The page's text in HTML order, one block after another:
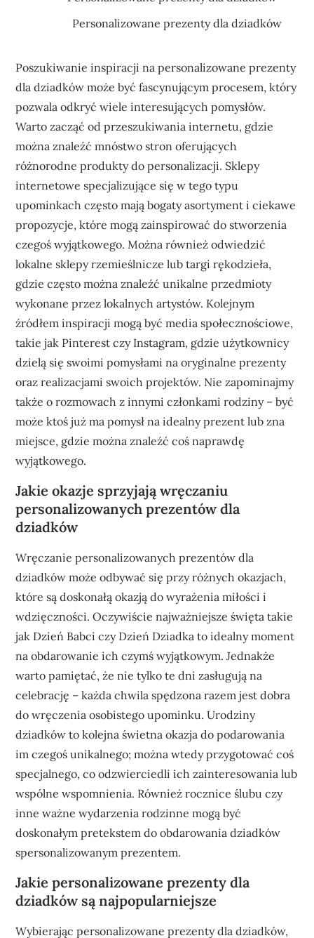
Personalizowane prezenty dla dziadków
Poszukiwanie inspiracji na personalizowane prezenty
dla dziadków może być fascynującym procesem, który
pozwala odkryć wiele interesujących pomysłów.
Warto zacząć od przeszukiwania internetu, gdzie
można znaleźć mnóstwo stron oferujących
różnorodne produkty do personalizacji. Sklepy
internetowe specjalizujące się w tego typu
upominkach często mają bogaty asortyment i ciekawe
propozycje, które mogą zainspirować do stworzenia
czegoś wyjątkowego. Można również odwiedzić
lokalne sklepy rzemieślnicze lub targi rękodzieła,
gdzie często można znaleźć unikalne przedmioty
wykonane przez lokalnych artystów. Kolejnym
źródłem inspiracji mogą być media społecznościowe,
takie jak Pinterest czy Instagram, gdzie użytkownicy
dzielą się swoimi pomysłami na oryginalne prezenty
oraz realizacjami swoich projektów. Nie zapominajmy
także o rozmowach z innymi członkami rodziny – być
może ktoś już ma pomysł na idealny prezent lub zna
miejsce, gdzie można znaleźć coś naprawdę
wyjątkowego.
Jakie okazje sprzyjają wręczaniu
personalizowanych prezentów dla
dziadków
Wręczanie personalizowanych prezentów dla
dziadków może odbywać się przy różnych okazjach,
które są doskonałą okazją do wyrażenia miłości i
wdzięczności. Oczywiście najważniejsze święta takie
jak Dzień Babci czy Dzień Dziadka to idealny moment
na obdarowanie ich czymś wyjątkowym. Jednakże
warto pamiętać, że nie tylko te dni zasługują na
celebrację – każda chwila spędzona razem jest dobra
do wręczenia osobistego upominku. Urodziny
dziadków to kolejna świetna okazja do podarowania
im czegoś unikalnego; można wtedy przygotować coś
specjalnego, co odzwierciedli ich zainteresowania lub
wspólne wspomnienia. Również rocznice ślubu czy
inne ważne wydarzenia rodzinne mogą być
doskonałym pretekstem do obdarowania dziadków
spersonalizowanym prezentem.
Jakie personalizowane prezenty dla
dziadków są najpopularniejsze
Wybierając personalizowane prezenty dla dziadków,